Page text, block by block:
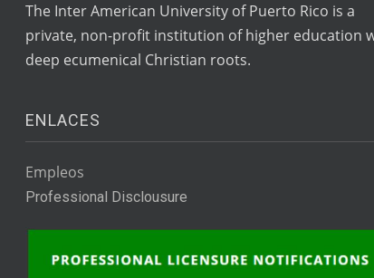
The Inter American University of Puerto Rico is a
private, non-profit institution of higher education
deep ecumenical Christian roots.
ENLACES
Empleos
Professional Disclousure